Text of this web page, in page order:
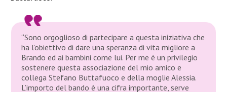
“Sono orgoglioso di partecipare a questa iniziativa che
ha l’obiettivo di dare una speranza di vita migliore a
Brando ed ai bambini come lui. Per me è un privilegio
sostenere questa associazione del mio amico e
collega Stefano Buttafuoco e della moglie Alessia.
L’importo del bando è una cifra importante, serve